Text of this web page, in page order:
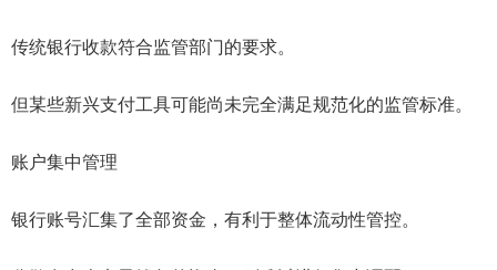
传统银行收款符合监管部门的要求。
但某些新兴支付工具可能尚未完全满足规范化的监管标准。
账户集中管理
银行账号汇集了全部资金，有利于整体流动性管控。